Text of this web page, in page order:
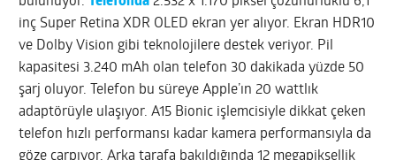
inç Super Retina XDR OLED ekran yer alıyor. Ekran HDR10
ve Dolby Vision gibi teknolojilere destek veriyor. Pil
kapasitesi 3.240 mAh olan telefon 30 dakikada yüzde 50
şarj oluyor. Telefon bu süreye Apple’ın 20 wattlık
adaptörüyle ulaşıyor. A15 Bionic işlemcisiyle dikkat çeken
telefon hızlı performansı kadar kamera performansıyla da
göze çarpıyor. Arka tarafa bakıldığında 12 megapiksellik